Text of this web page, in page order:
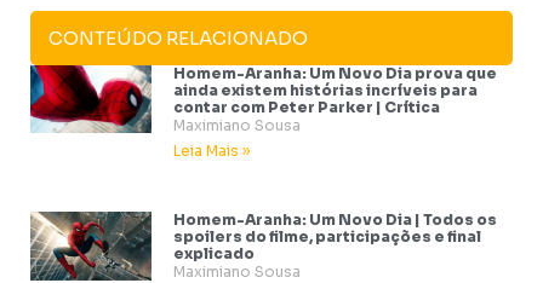
CONTEÚDO RELACIONADO
Homem-Aranha: Um Novo Dia prova que
ainda existem histórias incríveis para
contar com Peter Parker | Crítica
Maximiano Sousa
Leia Mais »
Homem-Aranha: Um Novo Dia | Todos os
spoilers do filme, participações e final
explicado
Maximiano Sousa